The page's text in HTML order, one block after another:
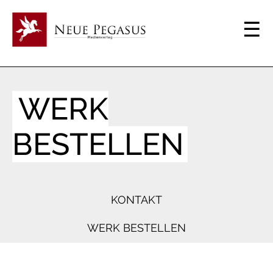
WERK
BESTELLEN
KONTAKT
WERK BESTELLEN